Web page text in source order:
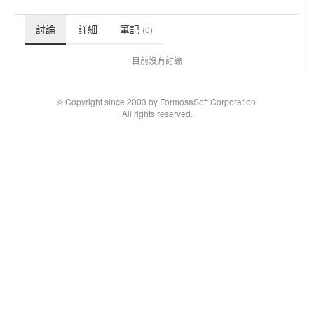
討論 詳細 筆記 (0)
目前沒有討論
© Copyright since 2003 by FormosaSoft Corporation.
All rights reserved.